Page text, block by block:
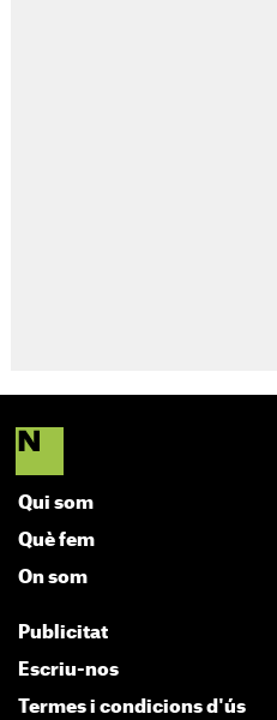
Qui som
Què fem
On som
Publicitat
Escriu-nos
Termes i condicions d'ús